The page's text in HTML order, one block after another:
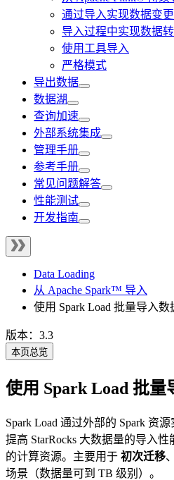
通过导入实现数据变更
导入过程中实现数据
使用工具导入
严格模式
导出数据
数据湖
查询加速
外部系统集成
管理手册
参考手册
常见问题解答
性能测试
开发指南
Data Loading
从 Apache Spark™ 导入
使用 Spark Load 批量导入数
版本：3.3
本页总览
使用 Spark Load 批量
Spark Load 通过外部的 Spark 资
提高 StarRocks 大数据量的导入性
的计算资源。主要用于 初次迁移、
场景（数据量可到 TB 级别）。